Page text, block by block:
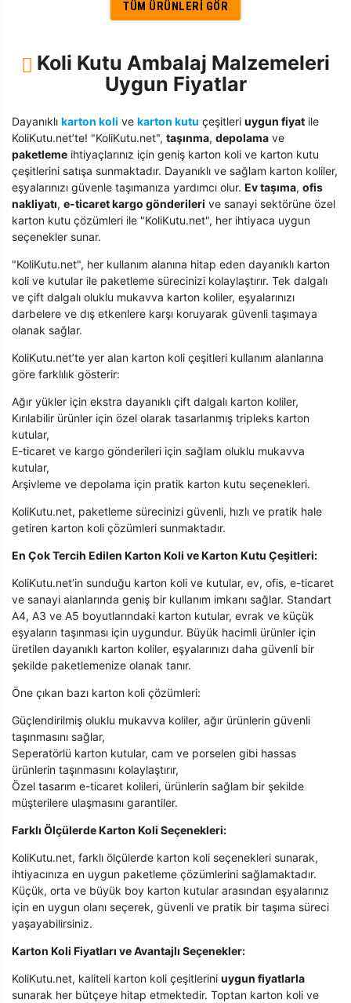
TÜM ÜRÜNLERI GÖR
Koli Kutu Ambalaj Malzemeleri
Uygun Fiyatlar
Dayanıklı karton koli ve karton kutu çeşitleri uygun fiyatile
KoliKutu.net’te! "KoliKutu.net", taşınma, depolamave
paketlemeihtiyaçlarınız için geniş karton koli ve karton kutu
çeşitlerini satışa sunmaktadır. Dayanıklı ve sağlam karton koliler,
eşyalarınızı güvenle taşımanıza yardımcı olur. Ev taşıma, ofis
nakliyatı, e-ticaret kargo gönderileri ve sanayi sektörüne özel
karton kutu çözümleri ile "KoliKutu.net", her ihtiyaca uygun
seçenekler sunar.
"KoliKutu.net", her kullanım alanına hitap eden dayanıklı karton
koli ve kutular ile paketleme sürecinizi kolaylaştırır. Tek dalgalı
ve çift dalgalı oluklu mukavva karton koliler, eşyalarınızı
darbelere ve dış etkenlere karşı koruyarak güvenli taşımaya
olanak sağlar.
KoliKutu.net’te yer alan karton koli çeşitleri kullanım alanlarına
göre farklılık gösterir:
Ağır yükler için ekstra dayanıklı çift dalgalı karton koliler,
Kırılabilir ürünler için özel olarak tasarlanmış tripleks karton
kutular,
E-ticaret ve kargo gönderileri için sağlam oluklu mukavva
kutular,
Arşivleme ve depolama için pratik karton kutu seçenekleri.
KoliKutu.net, paketleme sürecinizi güvenli, hızlı ve pratik hale
getiren karton koli çözümleri sunmaktadır.
En Çok Tercih Edilen Karton Koli ve Karton Kutu Çeşitleri:
KoliKutu.net’in sunduğu karton koli ve kutular, ev, ofis, e-ticaret
ve sanayi alanlarında geniş bir kullanım imkanı sağlar. Standart
A4, A3 ve A5 boyutlarındaki karton kutular, evrak ve küçük
eşyaların taşınması için uygundur. Büyük hacimli ürünler için
üretilen dayanıklı karton koliler, eşyalarınızı daha güvenli bir
şekilde paketlemenize olanak tanır.
Öne çıkan bazı karton koli çözümleri:
Güçlendirilmiş oluklu mukavva koliler, ağır ürünlerin güvenli
taşınmasını sağlar,
Seperatörlü karton kutular, cam ve porselen gibi hassas
ürünlerin taşınmasını kolaylaştırır,
Özel tasarım e-ticaret kolileri, ürünlerin sağlam bir şekilde
müşterilere ulaşmasını garantiler.
Farklı Ölçülerde Karton Koli Seçenekleri:
KoliKutu.net, farklı ölçülerde karton koli seçenekleri sunarak,
ihtiyacınıza en uygun paketleme çözümlerini sağlamaktadır.
Küçük, orta ve büyük boy karton kutular arasından eşyalarınız
için en uygun olanı seçerek, güvenli ve pratik bir taşıma süreci
yaşayabilirsiniz.
Karton Koli Fiyatları ve Avantajlı Seçenekler:
KoliKutu.net, kaliteli karton koli çeşitlerini uygun fiyatlarla
sunarak her bütçeye hitap etmektedir. Toptan karton koli ve